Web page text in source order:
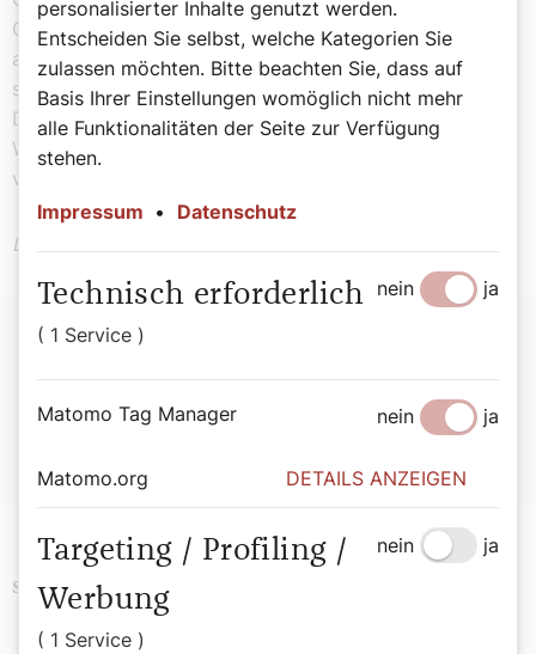
Gottverlassener alle Gottverlassenen dieser Erde
auffangen kann. Denn: In seiner Menschwerdung hat
sich dieser Sohn Gottes mit allen Menschen verbunden.
Darin liegt auch der tiefste Grund für die unendliche
Würde der menschlichen Person. Und der Faszination
von Weihnachten.
Der Kommentar drückt seine persönliche Meinung aus.
Hanna-Barbara Gerl-Falkovitz
(80) ist emeritierte
Schlagwörter Religion
personalisierter Inhalte genutzt werden.
Entscheiden Sie selbst, welche Kategorien Sie
zulassen möchten. Bitte beachten Sie, dass auf
Basis Ihrer Einstellungen womöglich nicht mehr
alle Funktionalitäten der Seite zur Verfügung
stehen.
Impressum • Datenschutz
Technisch erforderlich
( 1 Service )
nein ja
Matomo Tag Manager nein ja
Matomo.org DETAILS ANZEIGEN
Targeting / Profiling /
Werbung
( 1 Service )
nein ja